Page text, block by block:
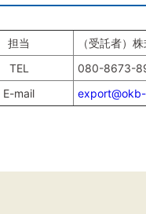
担当
（受託者）
TEL
080-8673-
E-mail